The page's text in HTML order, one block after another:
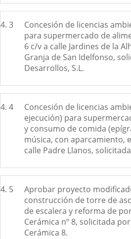
4. 3
Concesión de licencias
para supermercado de
6 c/v a calle Jardines de la
Granja de San Idelfonso,
Desarrollos, S.L.
4. 4
Concesión de licencias
ejecución) para
y consumo de comida
música, con aparcamiento,
calle Padre Llanos,
4. 5
Aprobar proyecto
construcción de torre de
de escalera y reforma de
Cerámica nº 8, solicitada
Cerámica 8.